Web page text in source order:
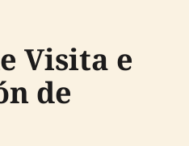
Visita e
de